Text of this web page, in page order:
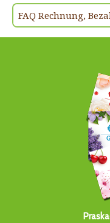
FAQ Rechnung,